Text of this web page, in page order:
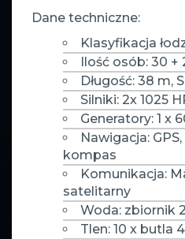
Dane techniczne:
Klasyfikacja
Ilość osób: 30
Długość: 38 m,
Silniki: 2x 1025
Generatory: 1 x
Nawigacja:
kompas
Komunikacja:
satelitarny
Woda: zbiornik
Tlen: 10 x butla